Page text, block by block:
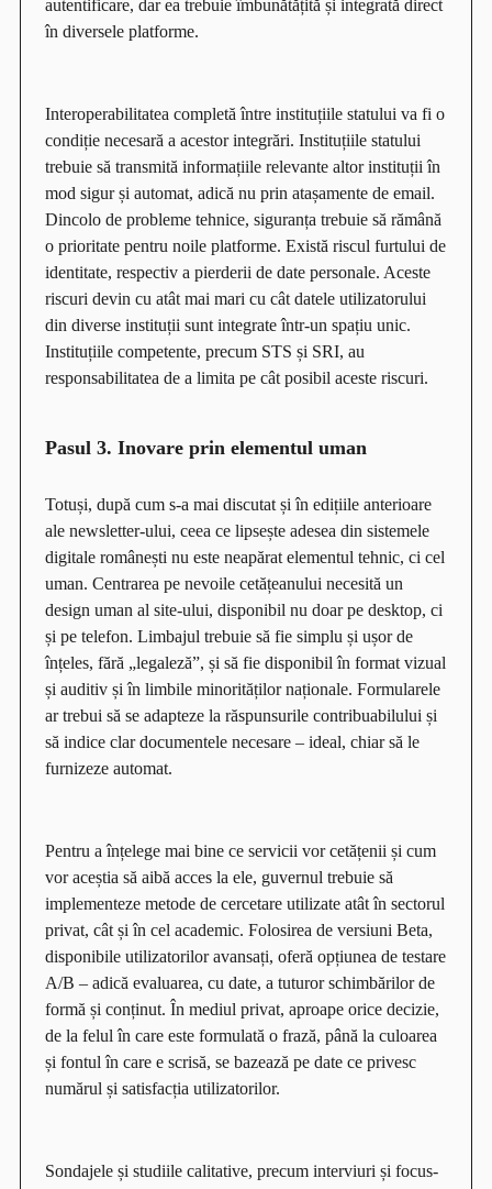
autentificare, dar ea trebuie îmbunătățită și integrată direct
în diversele platforme.
Interoperabilitatea completă între instituțiile statului va fi o
condiție necesară a acestor integrări. Instituțiile statului
trebuie să transmită informațiile relevante altor instituții în
mod sigur și automat, adică nu prin atașamente de email.
Dincolo de probleme tehnice, siguranța trebuie să rămână
o prioritate pentru noile platforme. Există riscul furtului de
identitate, respectiv a pierderii de date personale. Aceste
riscuri devin cu atât mai mari cu cât datele utilizatorului
din diverse instituții sunt integrate într-un spațiu unic.
Instituțiile competente, precum STS și SRI, au
responsabilitatea de a limita pe cât posibil aceste riscuri.
Pasul 3. Inovare prin elementul uman
Totuși, după cum s-a mai discutat și în edițiile anterioare
ale newsletter-ului, ceea ce lipsește adesea din sistemele
digitale românești nu este neapărat elementul tehnic, ci cel
uman. Centrarea pe nevoile cetățeanului necesită un
design uman al site-ului, disponibil nu doar pe desktop, ci
și pe telefon. Limbajul trebuie să fie simplu și ușor de
înțeles, fără „legaleză”, și să fie disponibil în format vizual
și auditiv și în limbile minorităților naționale. Formularele
ar trebui să se adapteze la răspunsurile contribuabilului și
să indice clar documentele necesare – ideal, chiar să le
furnizeze automat.
Pentru a înțelege mai bine ce servicii vor cetățenii și cum
vor aceștia să aibă acces la ele, guvernul trebuie să
implementeze metode de cercetare utilizate atât în sectorul
privat, cât și în cel academic. Folosirea de versiuni Beta,
disponibile utilizatorilor avansați, oferă opțiunea de testare
A/B – adică evaluarea, cu date, a tuturor schimbărilor de
formă și conținut. În mediul privat, aproape orice decizie,
de la felul în care este formulată o frază, până la culoarea
și fontul în care e scrisă, se bazează pe date ce privesc
numărul și satisfacția utilizatorilor.
Sondajele și studiile calitative, precum interviuri și focus-